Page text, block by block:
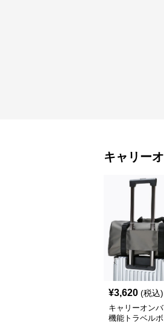
キャリー
¥3,620 (税込)
キャリーオン
機能トラベル